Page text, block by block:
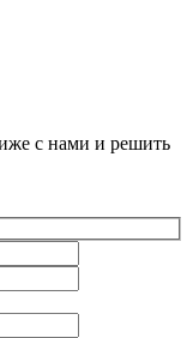
с нами и решить